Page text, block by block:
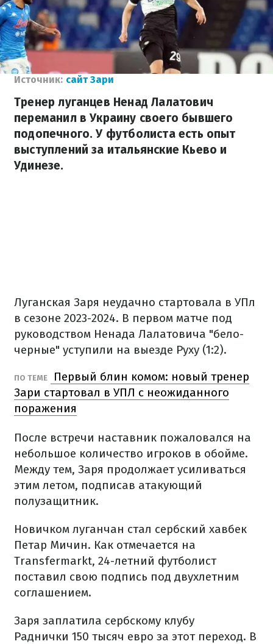
Источник: сайт Зари
Тренер луганцев Ненад Лалатович
переманил в Украину своего бывшего
подопечного. У футболиста есть опыт
выступлений за итальянские Кьево и
Удинезе.
Луганская Заря неудачно стартовала в УПл
в сезоне 2023-2024. В первом матче под
руководством Ненада Лалатовича "бело-
черные" уступили на выезде Руху (1:2).
ПО ТЕМЕ
Первый блин комом: новый тренер
Зари стартовал в УПЛ с неожиданного
поражения
После встречи наставник пожаловался на
небольшое количество игроков в обойме.
Между тем, Заря продолжает усиливаться
этим летом, подписав атакующий
полузащитник.
Новичком луганчан стал сербский хавбек
Петар Мичин. Как отмечается на
Transfermarkt, 24-летний футболист
поставил свою подпись под двухлетним
соглашением.
Заря заплатила сербскому клубу
Раднички 150 тысяч евро за этот переход. В